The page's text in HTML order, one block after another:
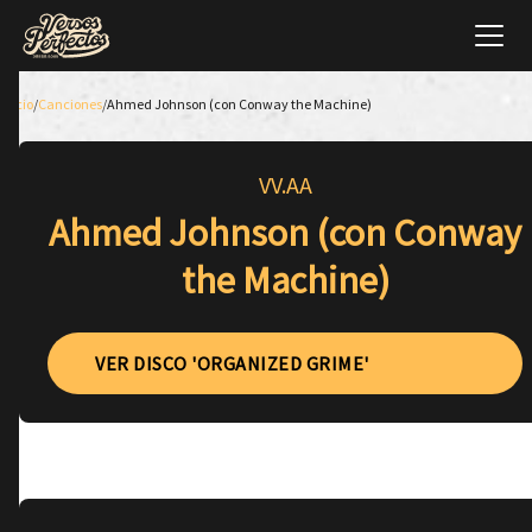
Inicio/Canciones/Ahmed Johnson (con Conway the Machine)
VV.AA
Ahmed Johnson (con Conway
the Machine)
VER DISCO 'ORGANIZED GRIME'